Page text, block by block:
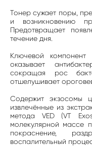
Тонер сужает поры,
и возникновению
Предотвращает
течение дня.
Ключевой
оказывает
сокращая рос
отшелушивает
Содержит экзосомы
извлечённые из
метода VED (VT
молекулярной массе
покраснение,
воспалительный